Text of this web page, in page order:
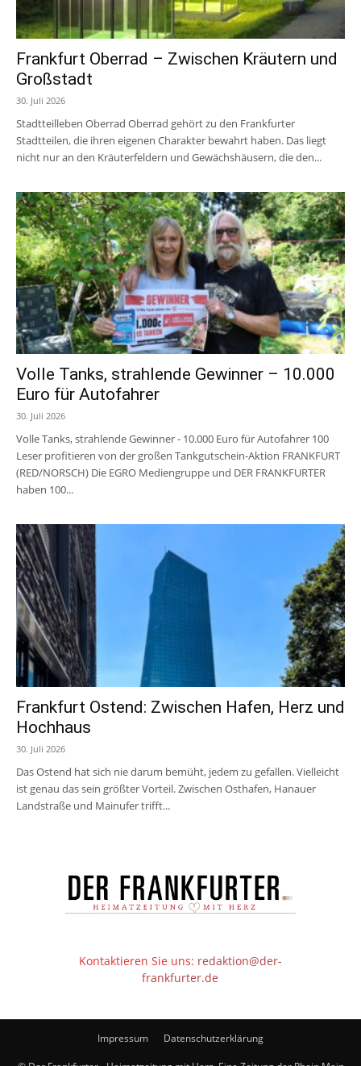
Frankfurt Oberrad – Zwischen Kräutern und
Großstadt
30. Juli 2026
Stadtteilleben Oberrad Oberrad gehört zu den Frankfurter
Stadtteilen, die ihren eigenen Charakter bewahrt haben. Das liegt
nicht nur an den Kräuterfeldern und Gewächshäusern, die den...
Volle Tanks, strahlende Gewinner – 10.000
Euro für Autofahrer
30. Juli 2026
Volle Tanks, strahlende Gewinner - 10.000 Euro für Autofahrer 100
Leser profitieren von der großen Tankgutschein-Aktion FRANKFURT
(RED/NORSCH) Die EGRO Mediengruppe und DER FRANKFURTER
haben 100...
Frankfurt Ostend: Zwischen Hafen, Herz und
Hochhaus
30. Juli 2026
Das Ostend hat sich nie darum bemüht, jedem zu gefallen. Vielleicht
ist genau das sein größter Vorteil. Zwischen Osthafen, Hanauer
Landstraße und Mainufer trifft...
Kontaktieren Sie uns: redaktion@der-
frankfurter.de
Impressum Datenschutzerklärung